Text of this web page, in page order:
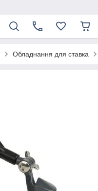
Обладнання для ставка